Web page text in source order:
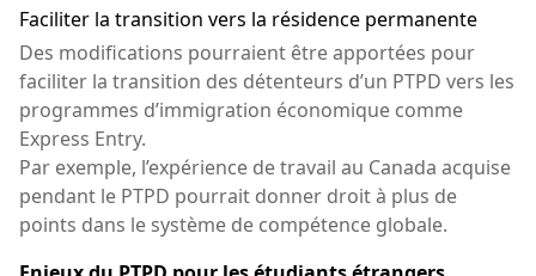
Faciliter la transition vers la résidence permanente
Des modifications pourraient être apportées pour
faciliter la transition des détenteurs d’un PTPD vers les
programmes d’immigration économique comme
Express Entry.
Par exemple, l’expérience de travail au Canada acquise
pendant le PTPD pourrait donner droit à plus de
points dans le système de compétence globale.